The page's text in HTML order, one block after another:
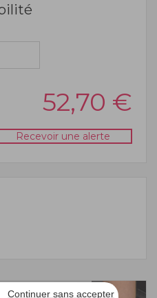
Continuer sans accepter
52,70 €
Recevoir une alerte